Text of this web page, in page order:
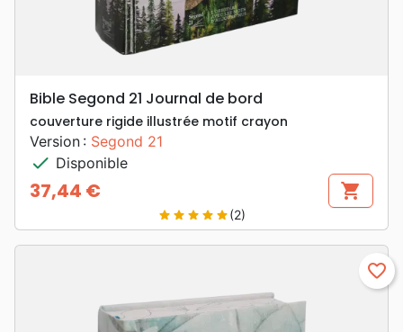
Bible Segond 21 Journal de bord
couverture rigide illustrée motif crayon
Version : Segond 21
check Disponible
Prix
37,44 € shopping_cart
star star star star star(2)
favorite_border